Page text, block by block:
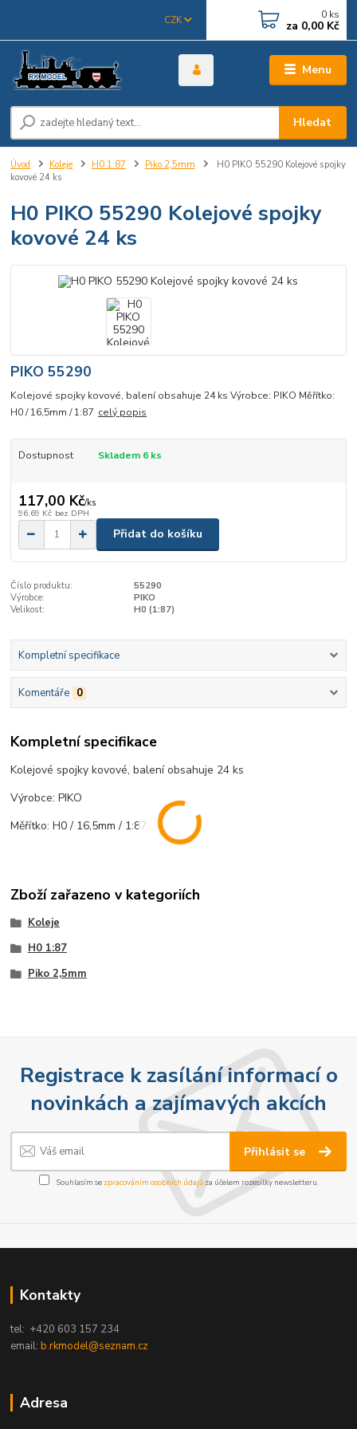
Menu
CZK
Hledat
0 ks
za 0,00 Kč
Úvod Koleje H0 1:87 Piko 2,5mm
H0 PIKO 55290 Kolejové spojky
kovové 24 ks
H0 PIKO 55290 Kolejové spojky
kovové 24 ks
PIKO 55290
Kolejové spojky kovové, balení obsahuje 24 ks Výrobce: PIKO Měřítko:
H0 / 16,5mm / 1:87 celý popis
Dostupnost Skladem 6 ks
117,00 Kč/ks
96,69 Kč bez DPH
Přidat do košíku
Číslo produktu:
55290
Výrobce:
PIKO
Velikost:
H0 (1:87)
Kompletní specifikace
Komentáře 0
Kompletní specifikace
Kolejové spojky kovové, balení obsahuje 24 ks
Výrobce: PIKO
Měřítko: H0 / 16,5mm / 1:87
Zboží zařazeno v kategoriích
Koleje
H0 1:87
Piko 2,5mm
Registrace k zasílání informací o
novinkách a zajímavých akcích
Přihlásit se
Souhlasím se zpracováním osobních údajůza účelem rozesílky newsletteru.
Kontakty
tel: +420 603 157 234
email:b.rkmodel@seznam.cz
Adresa